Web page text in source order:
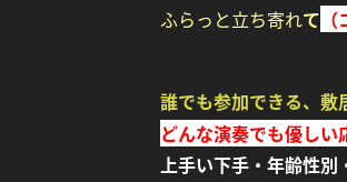
ふらっと立ち寄れて
誰でも参加できる、敷
どんな演奏でも優し
上手い下手・年齢性